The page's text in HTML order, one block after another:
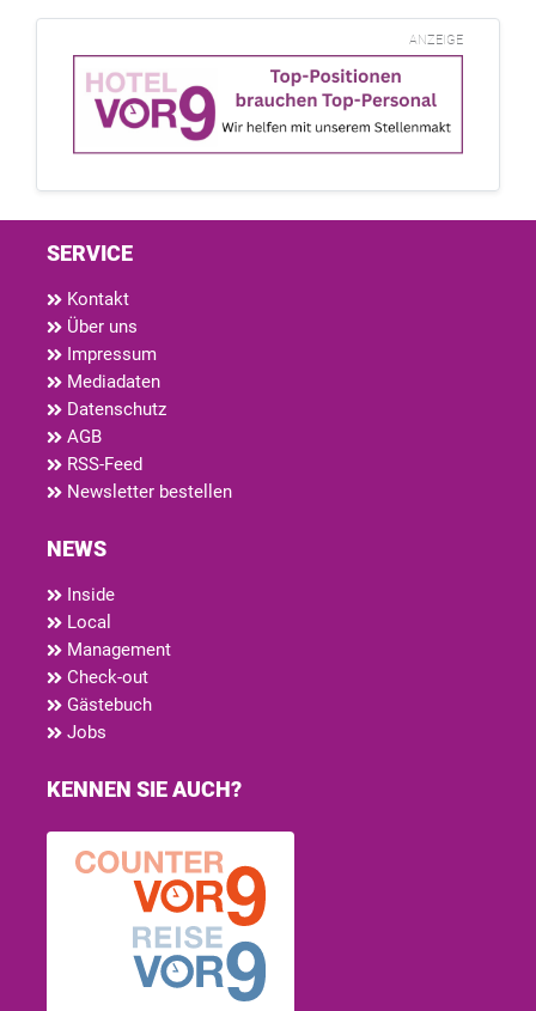
ANZEIGE
SERVICE
Kontakt
Über uns
Impressum
Mediadaten
Datenschutz
AGB
RSS-Feed
Newsletter bestellen
NEWS
Inside
Local
Management
Check-out
Gästebuch
Jobs
KENNEN SIE AUCH?